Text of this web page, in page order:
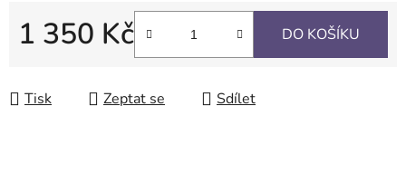
1 350 Kč DO KOŠÍKU
Tisk Zeptat se Sdílet